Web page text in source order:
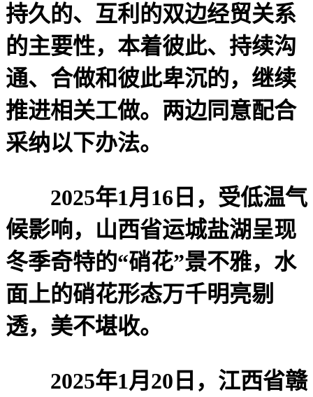
持久的、互利的双边经贸关系
的主要性，本着彼此、持续沟
通、合做和彼此卑沉的，继续
推进相关工做。两边同意配合
采纳以下办法。
2025年1月16日，受低温气
候影响，山西省运城盐湖呈现
冬季奇特的“硝花”景不雅，水
面上的硝花形态万千明亮剔
透，美不堪收。
2025年1月20日，江西省赣